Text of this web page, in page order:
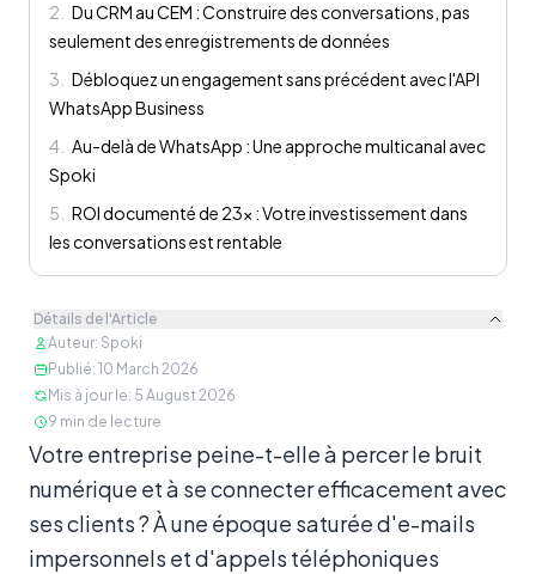
2
Du CRM au CEM : Construire des conversations, pas
seulement des enregistrements de données
3
Débloquez un engagement sans précédent avec l'API
WhatsApp Business
4
Au-delà de WhatsApp : Une approche multicanal avec
Spoki
5
ROI documenté de 23x : Votre investissement dans
les conversations est rentable
Détails de l'Article
Auteur: Spoki
Publié: 10 March 2026
Mis à jour le: 5 August 2026
9 min de lecture
Contenu
Votre entreprise peine-t-elle à percer le bruit
numérique et à se connecter efficacement avec
ses clients ? À une époque saturée d'e-mails
impersonnels et d'appels téléphoniques